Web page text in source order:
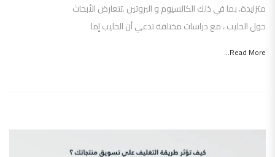
متزايدة، بما في ذلك الكالسيوم و البروتين .تتعارض الأبحاث
حول الحليب ، مع دراسات مختلفة تدعي أن الحليب إما
Read More...